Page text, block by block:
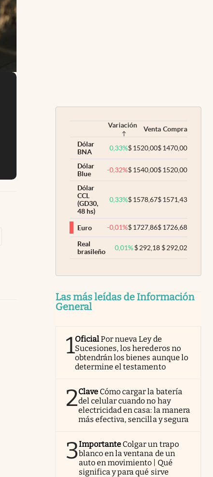
Variación Venta Compra
Dólar
BNA
0,33%$1520,00$1470,00
Dólar
Blue
-0,32%$1540,00$1520,00
Dólar
CCL
(GD30,
48 hs)
0,33%$1578,67$1571,43
Euro -0,01%$1727,86$1726,68
Real
brasileño
0,01% $292,18 $292,02
Las más leídas de Información
General
1OficialPor nueva Ley de
Sucesiones, los herederos no
obtendrán los bienes aunque lo
determine el testamento
2Clave Cómo cargar la batería
del celular cuando no hay
electricidad en casa: la manera
más efectiva, sencilla y segura
3Importante Colgar un trapo
blanco en la ventana de un
auto en movimiento | Qué
significa y para qué sirve